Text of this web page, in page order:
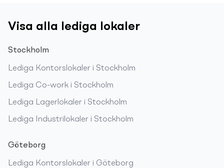
Visa alla lediga lokaler
Stockholm
Lediga Kontorslokaler i Stockholm
Lediga Co-work i Stockholm
Lediga Lagerlokaler i Stockholm
Lediga Industrilokaler i Stockholm
Göteborg
Lediga Kontorslokaler i Göteborg